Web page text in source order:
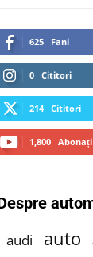
625 Fani
0 Cititori
214 Cititori
1,800 Abonați
audi auto